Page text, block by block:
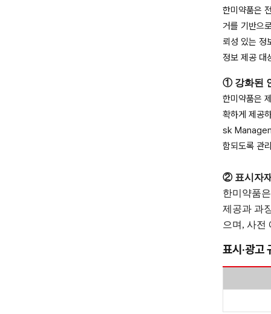
한미약품은
거를 기반으
뢰성 있는 정
정보 제공 대
① 강화된
한미약품은
확하게 제공
sk
함되도록 관
② 표시자
한미약품
제공과 과
으며, 사전
표시·광고